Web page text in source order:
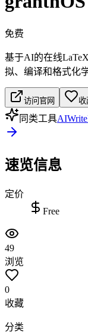
免费
基于AI的在线
拟、编译和格式化
访问官网 收
同类工具
速览信息
定价
Free
49
浏览
0
收藏
分类